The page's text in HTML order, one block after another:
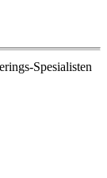
Spesialisten